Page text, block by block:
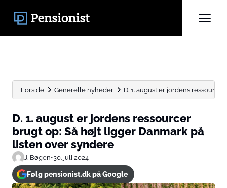
Forside Generelle nyheder D. 1. august er jordens ressourcer
D. 1. august er jordens ressourcer
brugt op: Så højt ligger Danmark på
listen over syndere
J. Bøgen•30. juli 2024
Følg pensionist.dk på Google